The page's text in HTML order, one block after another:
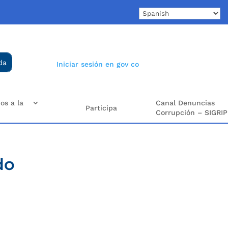
Iniciar sesión en gov co
a la
Participa
Canal Denuncias
Corrupción – SIGRIP